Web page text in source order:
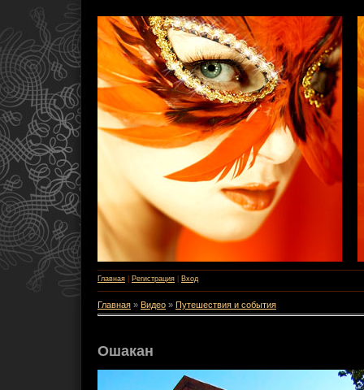
Главная Регистрация Вход
Главная » Видео » Путешествия и события
Ошакан